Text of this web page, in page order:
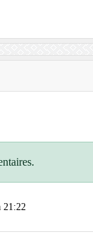
21:22